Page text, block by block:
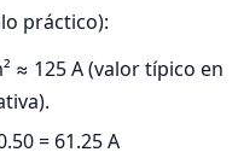
práctico):
≈ 125 A (valor típico en
= 61.25 A